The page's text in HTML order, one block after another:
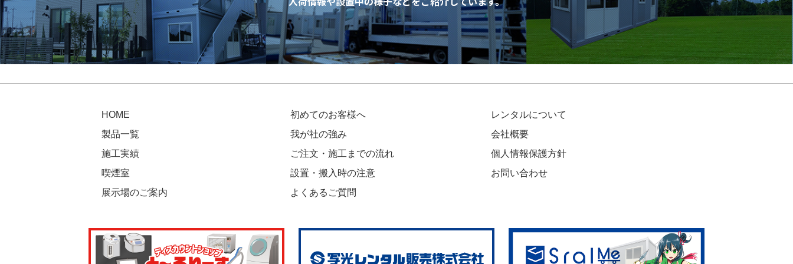
HOME
製品一覧
施工実績
喫煙室
展示場のご案内
初めてのお客様へ
我が社の強み
ご注文・施工までの流れ
設置・搬入時の注意
よくあるご質問
レンタルについて
会社概要
個人情報保護方針
お問い合わせ